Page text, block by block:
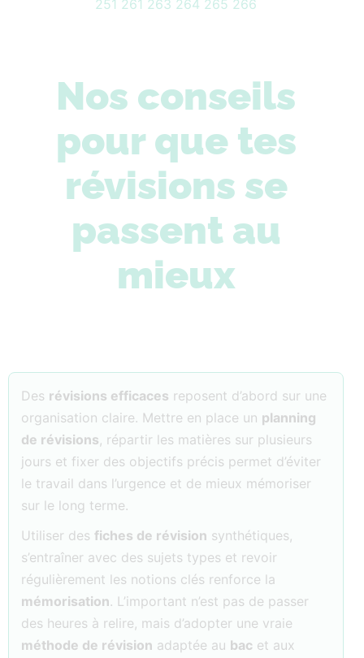
251 261 263 264 265 266
Nos conseils
pour que tes
révisions se
passent au
mieux
Des révisions efficaces reposent d’abord sur une
organisation claire. Mettre en place un planning
de révisions, répartir les matières sur plusieurs
jours et fixer des objectifs précis permet d’éviter
le travail dans l’urgence et de mieux mémoriser
sur le long terme.
Utiliser des fiches de révision synthétiques,
s’entraîner avec des sujets types et revoir
régulièrement les notions clés renforce la
mémorisation. L’important n’est pas de passer
des heures à relire, mais d’adopter une vraie
méthode de révision adaptée au bac et aux